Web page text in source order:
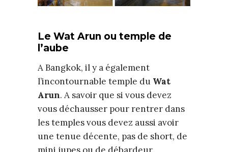
Le Wat Arun ou temple de
l’aube
A Bangkok, il y a également
l’incontournable temple du Wat
Arun. A savoir que si vous devez
vous déchausser pour rentrer dans
les temples vous devez aussi avoir
une tenue décente, pas de short, de